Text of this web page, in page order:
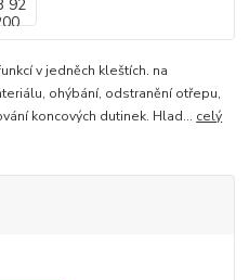
v jedněch kleštích. na
ohýbání, odstranění otřepu,
koncových dutinek. Hlad... celý